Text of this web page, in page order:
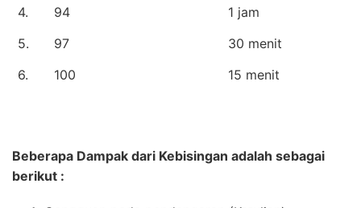
4.
94
1 jam
5.
97
30 menit
6.
100 15 menit
Beberapa Dampak dari Kebisingan adalah sebagai
berikut :